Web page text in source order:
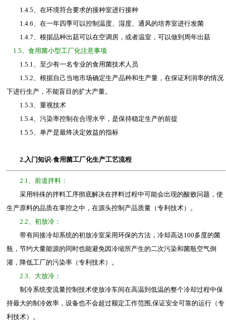
1.4.5、在环境符合要求的接种室进行接种
1.4.6、在一年四季可以控制温度、湿度、通风的培养室进行发菌
1.4.7、根据品种出菇可以在空调房，或者温室，可以做到周年出菇
1.5、食用菌小型工厂化注意事项
1.5.1、至少有一名专业的食用菌技术人员
1.5.2、根据自己当地市场确定生产品种和生产量，在保证利润率的情况
下进行生产，不能盲目的扩大产量。
1.5.3、重视技术
1.5.4、污染率控制在合理水平，是保持稳定生产的前提
1.5.5、单产是最终决定效益的指标
2.入门知识-食用菌工厂化生产工艺流程
2.1、前道拌料：
采用特殊的拌料工序彻底解决在拌料过程中可能会出现的酸败问题，使
生产原料的品质在掌控之中，在源头控制产品质量（专利技术）。
2.2、初放冷：
带有间接冷却系统的初放冷室采用环保的方法，冷却高达100多度的菌
瓶，节约大量能源的同时也能避免因冷缩所产生的二次污染和菌瓶空气倒
灌，降低工厂的污染率（专利技术）。
2.3、大放冷：
制冷系统变流量控制技术使放冷车间在高温到低温的整个冷却过程中保
持最大的制冷效率，设备也不会超过额定工作范围,保证安全可靠的运行（专
利技术）。